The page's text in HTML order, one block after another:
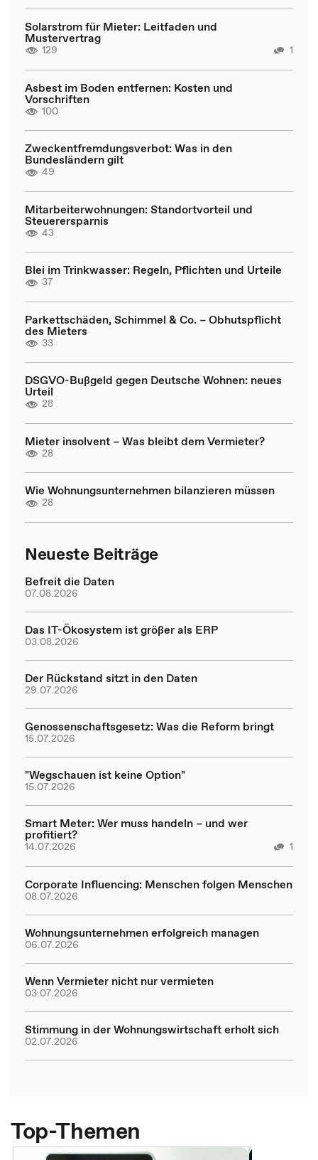
Solarstrom für Mieter: Leitfaden und
Mustervertrag
129 1
Asbest im Boden entfernen: Kosten und
Vorschriften
100
Zweckentfremdungsverbot: Was in den
Bundesländern gilt
49
Mitarbeiterwohnungen: Standortvorteil und
Steuerersparnis
43
Blei im Trinkwasser: Regeln, Pflichten und Urteile
37
Parkettschäden, Schimmel & Co. – Obhutspflicht
des Mieters
33
DSGVO-Bußgeld gegen Deutsche Wohnen: neues
Urteil
28
Mieter insolvent – Was bleibt dem Vermieter?
28
Wie Wohnungsunternehmen bilanzieren müssen
28
Neueste Beiträge
Befreit die Daten
07.08.2026
Das IT-Ökosystem ist größer als ERP
03.08.2026
Der Rückstand sitzt in den Daten
29.07.2026
Genossenschaftsgesetz: Was die Reform bringt
15.07.2026
"Wegschauen ist keine Option"
15.07.2026
Smart Meter: Wer muss handeln – und wer
profitiert?
14.07.2026 1
Corporate Influencing: Menschen folgen Menschen
08.07.2026
Wohnungsunternehmen erfolgreich managen
06.07.2026
Wenn Vermieter nicht nur vermieten
03.07.2026
Stimmung in der Wohnungswirtschaft erholt sich
02.07.2026
Top-Themen